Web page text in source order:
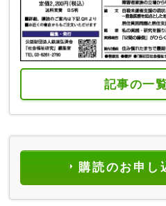
記事の一
購読のお申し